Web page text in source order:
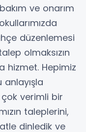
ve onarım
düzenlemesi
olmaksızın
hizmet. Hepimiz
anlayışla
çok verimli bir
taleplerini,
dinledik ve